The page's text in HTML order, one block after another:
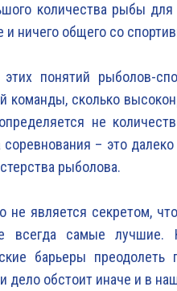
количества рыбы
и ничего общего со
понятий рыболов-
команды, сколько
не
соревнования – это
рыболова.
не является секретом,
всегда самые лучшие.
барьеры
дело обстоит иначе и в